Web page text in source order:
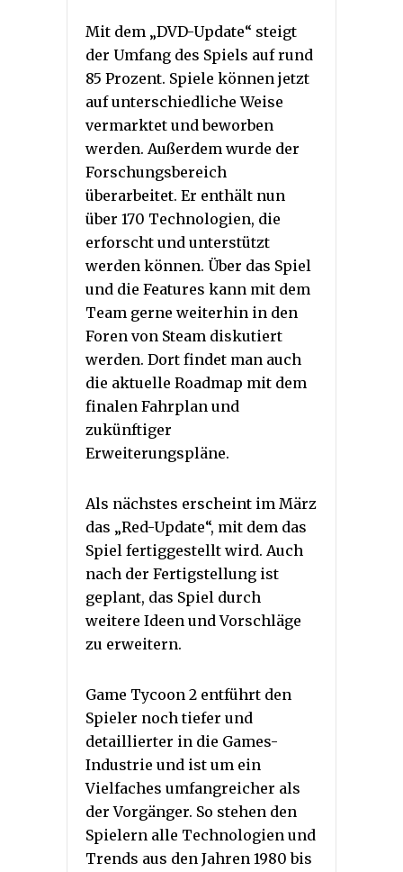
Mit dem „DVD-Update“ steigt
der Umfang des Spiels auf rund
85 Prozent. Spiele können jetzt
auf unterschiedliche Weise
vermarktet und beworben
werden. Außerdem wurde der
Forschungsbereich
überarbeitet. Er enthält nun
über 170 Technologien, die
erforscht und unterstützt
werden können. Über das Spiel
und die Features kann mit dem
Team gerne weiterhin in den
Foren von Steam diskutiert
werden. Dort findet man auch
die aktuelle Roadmap mit dem
finalen Fahrplan und
zukünftiger
Erweiterungspläne.
Als nächstes erscheint im März
das „Red-Update“, mit dem das
Spiel fertiggestellt wird. Auch
nach der Fertigstellung ist
geplant, das Spiel durch
weitere Ideen und Vorschläge
zu erweitern.
Game Tycoon 2 entführt den
Spieler noch tiefer und
detaillierter in die Games-
Industrie und ist um ein
Vielfaches umfangreicher als
der Vorgänger. So stehen den
Spielern alle Technologien und
Trends aus den Jahren 1980 bis